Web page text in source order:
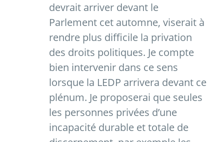
devrait arriver devant le
Parlement cet automne, viserait à
rendre plus difficile la privation
des droits politiques. Je compte
bien intervenir dans ce sens
lorsque la LEDP arrivera devant ce
plénum. Je proposerai que seules
les personnes privées d’une
incapacité durable et totale de